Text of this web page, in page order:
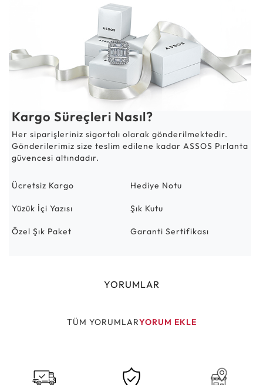
Kargo Süreçleri Nasıl?
Her siparişleriniz sigortalı olarak gönderilmektedir.
Gönderilerimiz size teslim edilene kadar ASSOS Pırlanta
güvencesi altındadır.
Ücretsiz Kargo Hediye Notu
Yüzük İçi Yazısı Şık Kutu
Özel Şık Paket Garanti Sertifikası
YORUMLAR
TÜM YORUMLARYORUM EKLE